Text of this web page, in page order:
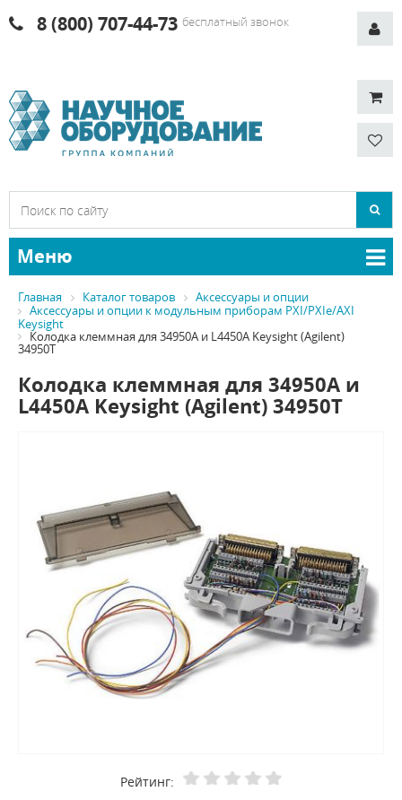
8 (800) 707-44-73 бесплатный звонок
Меню
Главная Каталог товаров
Аксессуары и опции
Аксессуары и опции к модульным приборам PXI/PXIe/AXI
Keysight
Колодка клеммная для 34950A и L4450A Keysight (Agilent)
34950T
Колодка клеммная для 34950A и
L4450A Keysight (Agilent) 34950T
Рейтинг: